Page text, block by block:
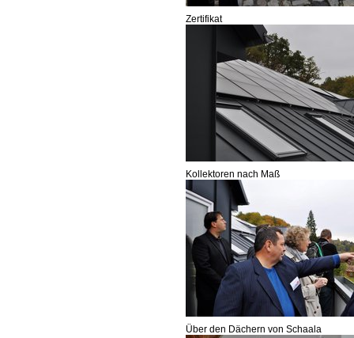
Zertifikat
Kollektoren nach Maß
Über den Dächern von Schaala